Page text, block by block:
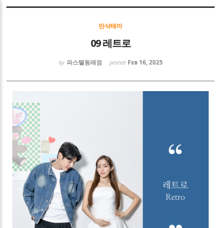
만삭테마
09 레트로
by 파스텔동래점 posted Feb 16, 2025
Sketchbook5, 스케치북5
Sketchbook5, 스케치북5